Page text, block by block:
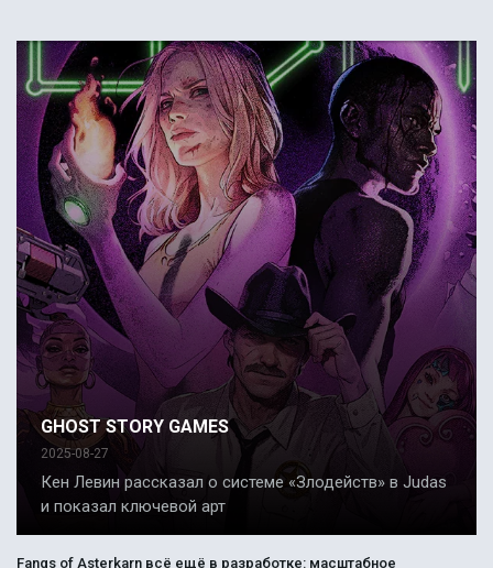
GHOST STORY GAMES
2025-08-27
Кен Левин рассказал о системе «Злодейств» в Judas
и показал ключевой арт
Fangs of Asterkarn всё ещё в разработке: масштабное